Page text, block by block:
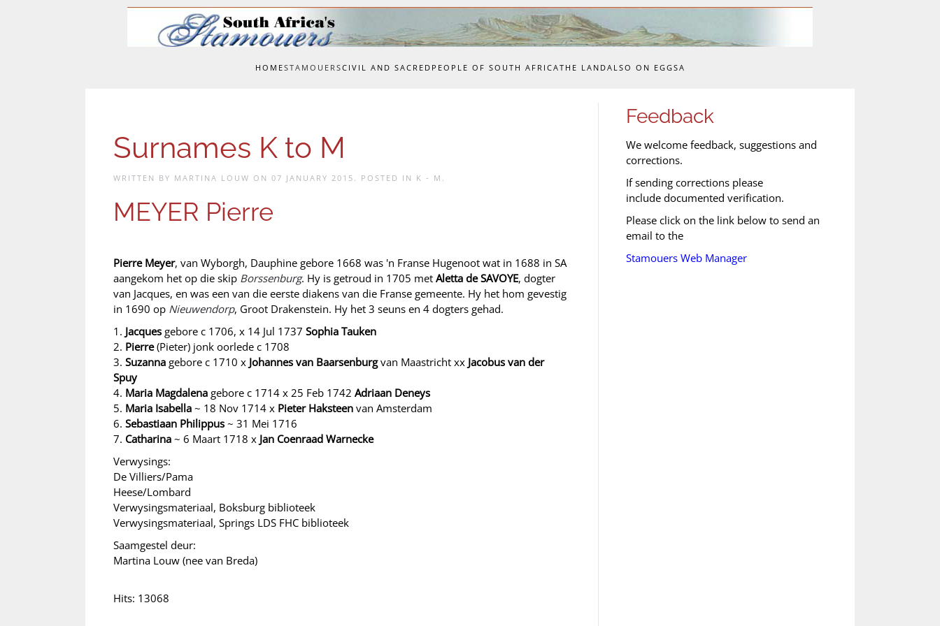
HOMESTAMOUERSCIVIL AND SACRED PEOPLE OF SOUTH AFRICATHE LANDALSO ON EGGSA
Surnames K to M
WRITTEN BY MARTINA LOUW ON 07 JANUARY 2015 . POSTED IN K - M .
MEYER Pierre
Pierre Meyer, van Wyborgh, Dauphine gebore 1668 was 'n Franse Hugenoot wat in 1688 in SA
aangekom het op die skip Borssenburg. Hy is getroud in 1705 met Aletta de SAVOYE, dogter
van Jacques, en was een van die eerste diakens van die Franse gemeente. Hy het hom gevestig
in 1690 op Nieuwendorp, Groot Drakenstein. Hy het 3 seuns en 4 dogters gehad.
1. Jacques gebore c 1706, x 14 Jul 1737 Sophia Tauken
2. Pierre(Pieter) jonk oorlede c 1708
3. Suzanna gebore c 1710 x Johannes van Baarsenburgvan Maastricht xx Jacobus van der
Spuy
4. Maria Magdalena gebore c 1714 x 25 Feb 1742 Adriaan Deneys
5. Maria Isabella ~ 18 Nov 1714 x Pieter Haksteen van Amsterdam
6. Sebastiaan Philippus ~ 31 Mei 1716
7. Catharina ~ 6 Maart 1718 x Jan Coenraad Warnecke
Verwysings:
De Villiers/Pama
Heese/Lombard
Verwysingsmateriaal, Boksburg biblioteek
Verwysingsmateriaal, Springs LDS FHC biblioteek
Saamgestel deur:
Martina Louw (nee van Breda)
Hits: 13068
Feedback
We welcome feedback, suggestions and
corrections.
If sending corrections please
include documented verification.
Please click on the link below to send an
email to the
Stamouers Web Manager